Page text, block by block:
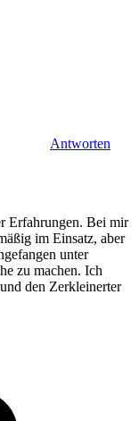
Antworten
Erfahrungen. Bei mir
im Einsatz, aber
unter
zu machen. Ich
den Zerkleinerter